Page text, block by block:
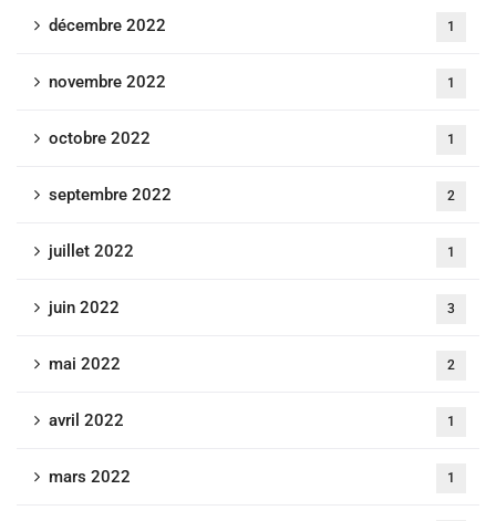
décembre 2022 1
novembre 2022 1
octobre 2022 1
septembre 2022 2
juillet 2022 1
juin 2022 3
mai 2022 2
avril 2022 1
mars 2022 1